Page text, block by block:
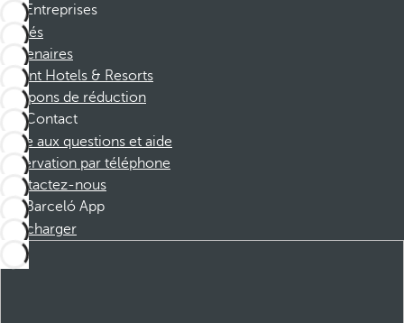
Entreprises
Affiliés
Partenaires
Dorint Hotels & Resorts
Coupons de réduction
Contact
Foire aux questions et aide
Réservation par téléphone
Contactez-nous
Barceló App
Télécharger